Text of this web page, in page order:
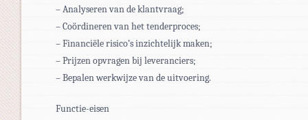
– Analyseren van de klantvraag;
– Coördineren van het tenderproces;
– Financiële risico’s inzichtelijk maken;
– Prijzen opvragen bij leveranciers;
– Bepalen werkwijze van de uitvoering.
Functie-eisen